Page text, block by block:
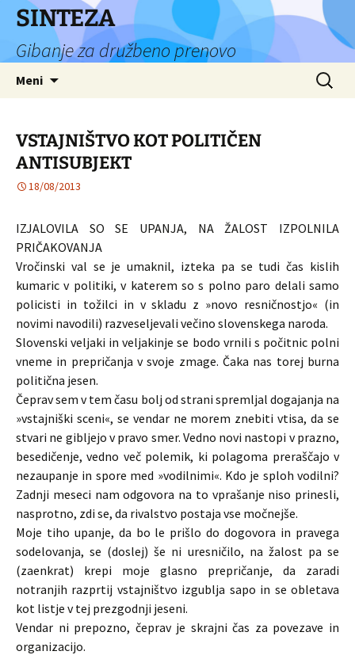
Preskoči
vsebino
SINTEZA
Gibanje za družbeno prenovo
Meni Išči:
VSTAJNIŠTVO KOT POLITIČEN
ANTISUBJEKT
18/08/2013
IZJALOVILA SO SE UPANJA, NA ŽALOST IZPOLNILA
PRIČAKOVANJA
Vročinski val se je umaknil, izteka pa se tudi čas kislih
kumaric v politiki, v katerem so s polno paro delali samo
policisti in tožilci in v skladu z »novo resničnostjo« (in
novimi navodili) razveseljevali večino slovenskega naroda.
Slovenski veljaki in veljakinje se bodo vrnili s počitnic polni
vneme in prepričanja v svoje zmage. Čaka nas torej burna
politična jesen.
Čeprav sem v tem času bolj od strani spremljal dogajanja na
»vstajniški sceni«, se vendar ne morem znebiti vtisa, da se
stvari ne gibljejo v pravo smer. Vedno novi nastopi v prazno,
besedičenje, vedno več polemik, ki polagoma preraščajo v
nezaupanje in spore med »vodilnimi«. Kdo je sploh vodilni?
Zadnji meseci nam odgovora na to vprašanje niso prinesli,
nasprotno, zdi se, da rivalstvo postaja vse močnejše.
Moje tiho upanje, da bo le prišlo do dogovora in pravega
sodelovanja, se (doslej) še ni uresničilo, na žalost pa se
(zaenkrat) krepi moje glasno prepričanje, da zaradi
notranjih razprtij vstajništvo izgublja sapo in se obletava
kot listje v tej prezgodnji jeseni.
Vendar ni prepozno, čeprav je skrajni čas za povezave in
organizacijo.